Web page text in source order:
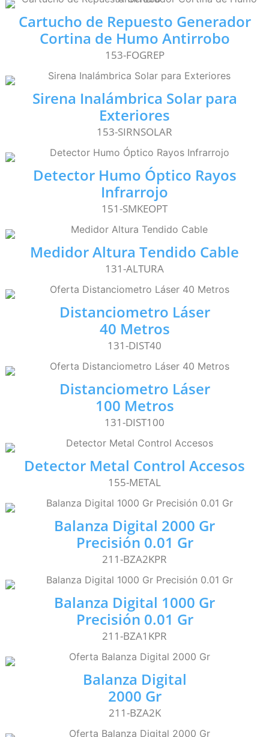
Cartucho de Repuesto Generador
Cortina de Humo Antirrobo
153-FOGREP
Sirena Inalámbrica Solar para
Exteriores
153-SIRNSOLAR
Detector Humo Óptico Rayos
Infrarrojo
151-SMKEOPT
Medidor Altura Tendido Cable
131-ALTURA
Distanciometro Láser
40 Metros
131-DIST40
Distanciometro Láser
100 Metros
131-DIST100
Detector Metal Control Accesos
155-METAL
Balanza Digital 2000 Gr
Precisión 0.01 Gr
211-BZA2KPR
Balanza Digital 1000 Gr
Precisión 0.01 Gr
211-BZA1KPR
Balanza Digital
2000 Gr
211-BZA2K